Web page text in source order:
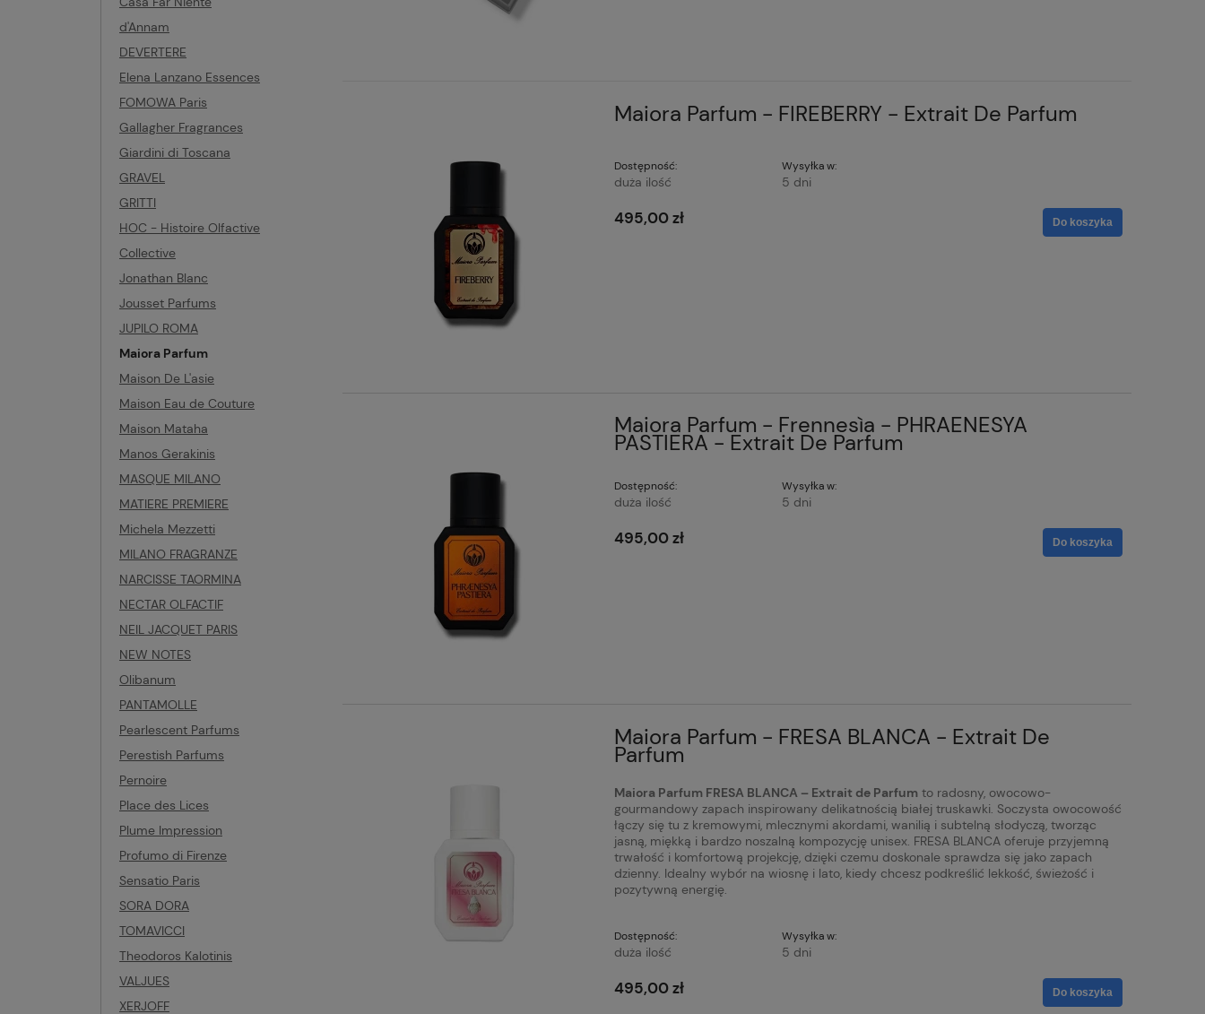
d'Annam
DEVERTERE
Elena Lanzano Essences
FOMOWA Paris
Gallagher Fragrances
Giardini di Toscana
GRAVEL
GRITTI
HOC - Histoire Olfactive
Collective
Jonathan Blanc
Jousset Parfums
JUPILO ROMA
Maiora Parfum
Maison De L'asie
Maison Eau de Couture
Maison Mataha
Manos Gerakinis
MASQUE MILANO
MATIERE PREMIERE
Michela Mezzetti
MILANO FRAGRANZE
NARCISSE TAORMINA
NECTAR OLFACTIF
NEIL JACQUET PARIS
NEW NOTES
Olibanum
PANTAMOLLE
Pearlescent Parfums
Perestish Parfums
Pernoire
Place des Lices
Plume Impression
Profumo di Firenze
Sensatio Paris
SORA DORA
TOMAVICCI
Theodoros Kalotinis
VALJUES
XERJOFF
Maiora Parfum - FIREBERRY - Extrait De Parfum
Dostępność:
duża ilość
Wysyłka w:
5 dni
495,00 zł Do koszyka
Maiora Parfum - Frennesìa - PHRAENESYA
PASTIERA - Extrait De Parfum
Dostępność:
duża ilość
Wysyłka w:
5 dni
495,00 zł Do koszyka
Maiora Parfum - FRESA BLANCA - Extrait De
Parfum
Maiora Parfum FRESA BLANCA – Extrait de Parfum to radosny, owocowo-
gourmandowy zapach inspirowany delikatnością białej truskawki. Soczysta owocowość
łączy się tu z kremowymi, mlecznymi akordami, wanilią i subtelną słodyczą, tworząc
jasną, miękką i bardzo noszalną kompozycję unisex. FRESA BLANCA oferuje przyjemną
trwałość i komfortową projekcję, dzięki czemu doskonale sprawdza się jako zapach
dzienny. Idealny wybór na wiosnę i lato, kiedy chcesz podkreślić lekkość, świeżość i
pozytywną energię.
Dostępność:
duża ilość
Wysyłka w:
5 dni
495,00 zł Do koszyka